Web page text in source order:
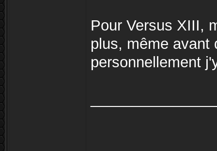
Pour Versus XIII,
plus, même avant
personnellement